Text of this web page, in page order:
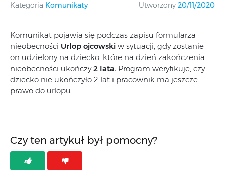
Kategoria Komunikaty Utworzony 20/11/2020
Komunikat pojawia się podczas zapisu formularza
nieobecności Urlop ojcowski w sytuacji, gdy zostanie
on udzielony na dziecko, które na dzień zakończenia
nieobecności ukończy2 lata. Program weryfikuje, czy
dziecko nie ukończyło 2 lat i pracownik ma jeszcze
prawo do urlopu.
Czy ten artykuł był pomocny?